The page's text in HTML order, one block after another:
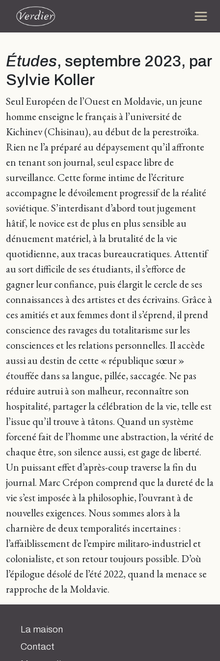
Études, septembre 2023, par
Sylvie Koller
Seul Européen de l’Ouest en Moldavie, un jeune
homme enseigne le français à l’université de
Kichinev (Chisinau), au début de la perestroïka.
Rien ne l’a préparé au dépaysement qu’il affronte
en tenant son journal, seul espace libre de
surveillance. Cette forme intime de l’écriture
accompagne le dévoilement progressif de la réalité
soviétique. S’interdisant d’abord tout jugement
hâtif, le novice est de plus en plus sensible au
dénuement matériel, à la brutalité de la vie
quotidienne, aux tracas bureaucratiques. Attentif
au sort difficile de ses étudiants, il s’efforce de
gagner leur confiance, puis élargit le cercle de ses
connaissances à des artistes et des écrivains. Grâce à
ces amitiés et aux femmes dont il s’éprend, il prend
conscience des ravages du totalitarisme sur les
consciences et les relations personnelles. Il accède
aussi au destin de cette « république sœur »
étouffée dans sa langue, pillée, saccagée. Ne pas
réduire autrui à son malheur, reconnaître son
hospitalité, partager la célébration de la vie, telle est
l’issue qu’il trouve à tâtons. Quand un système
forcené fait de l’homme une abstraction, la vérité de
chaque être, son silence aussi, est gage de liberté.
Un puissant effet d’après-coup traverse la fin du
journal. Marc Crépon comprend que la dureté de la
vie s’est imposée à la philosophie, l’ouvrant à de
nouvelles exigences. Nous sommes alors à la
charnière de deux temporalités incertaines :
l’affaiblissement de l’empire militaro-industriel et
colonialiste, et son retour toujours possible. D’où
l’épilogue désolé de l’été 2022, quand la menace se
rapproche de la Moldavie.
La maison
Contact